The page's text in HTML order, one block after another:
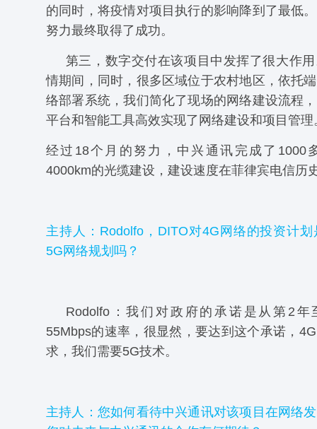
的同时，将疫情对项目执行的影响降到了最低
努力最终取得了成功。
第三，数字交付在该项目中发挥了很大作
情期间，同时，很多区域位于农村地区，依托
络部署系统，我们简化了现场的网络建设流程
平台和智能工具高效实现了网络建设和项目管理
经过18个月的努力，中兴通讯完成了1000
4000km的光缆建设，建设速度在菲律宾电信历
主持人：Rodolfo，DITO对4G网络的投资计
5G网络规划吗？
Rodolfo：我们对政府的承诺是从第2年
55Mbps的速率，很显然，要达到这个承诺，
求，我们需要5G技术。
主持人：您如何看待中兴通讯对该项目在网络